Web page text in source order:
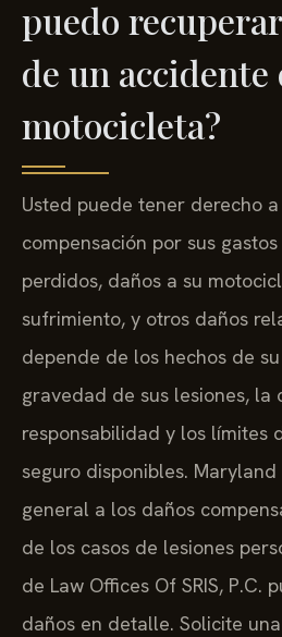
puedo
de un accidente
motocicleta?
Usted puede tener derecho
compensación por sus
perdidos, daños a su
sufrimiento, y otros daños
depende de los hechos de
gravedad de sus lesiones, la
responsabilidad y los límites
seguro disponibles.
general a los daños
de los casos de lesiones
de Law Offices Of SRIS, P.C.
daños en detalle. Solicite